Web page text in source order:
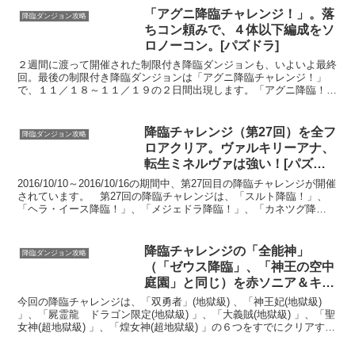
降臨ダンジョン攻略
「アグニ降臨チャレンジ！」。落
ちコン頼みで、４体以下編成をソ
ロノーコン。[パズドラ]
２週間に渡って開催された制限付き降臨ダンジョンも、いよいよ最終
回。最後の制限付き降臨ダンジョンは「アグニ降臨チャレンジ！」
で、１１／１８～１１／１９の２日間出現します。「アグニ降臨！」
降臨ダンジョン攻略
降臨チャレンジ（第27回）を全フ
ロアクリア。ヴァルキリーアナ、
転生ミネルヴァは強い！[パズド
ラ]
2016/10/10～2016/10/16の期間中、第27回目の降臨チャレンジが開催
されています。 第27回の降臨チャレンジは、「スルト降臨！」、
「ヘラ・イース降臨！」、「メジェドラ降臨！」、「カネツグ降
降臨ダンジョン攻略
降臨チャレンジの「全能神」
（「ゼウス降臨」、「神王の空中
庭園」と同じ）を赤ソニア＆キル
アPTでノーコンクリア達成！[パ
ズドラ]
今回の降臨チャレンジは、「双勇者」(地獄級) 、「神王妃(地獄級)
」、「屍霊龍 ドラゴン限定(地獄級) 」、「大義賊(地獄級) 」、「聖
女神(超地獄級) 」、「煌女神(超地獄級) 」の６つをすでにクリアする